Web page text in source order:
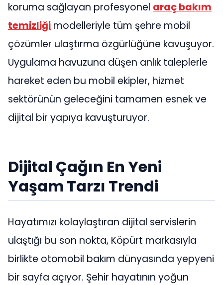
koruma sağlayan profesyonel araç bakım
temizliği modelleriyle tüm şehre mobil
çözümler ulaştırma özgürlüğüne kavuşuyor.
Uygulama havuzuna düşen anlık taleplerle
hareket eden bu mobil ekipler, hizmet
sektörünün geleceğini tamamen esnek ve
dijital bir yapıya kavuşturuyor.
Dijital Çağın En Yeni
Yaşam Tarzı Trendi
Hayatımızı kolaylaştıran dijital servislerin
ulaştığı bu son nokta, Köpürt markasıyla
birlikte otomobil bakım dünyasında yepyeni
bir sayfa açıyor. Şehir hayatının yoğun